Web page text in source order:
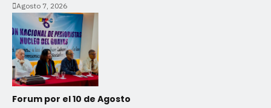
Agosto 7, 2026
Forum por el 10 de Agosto